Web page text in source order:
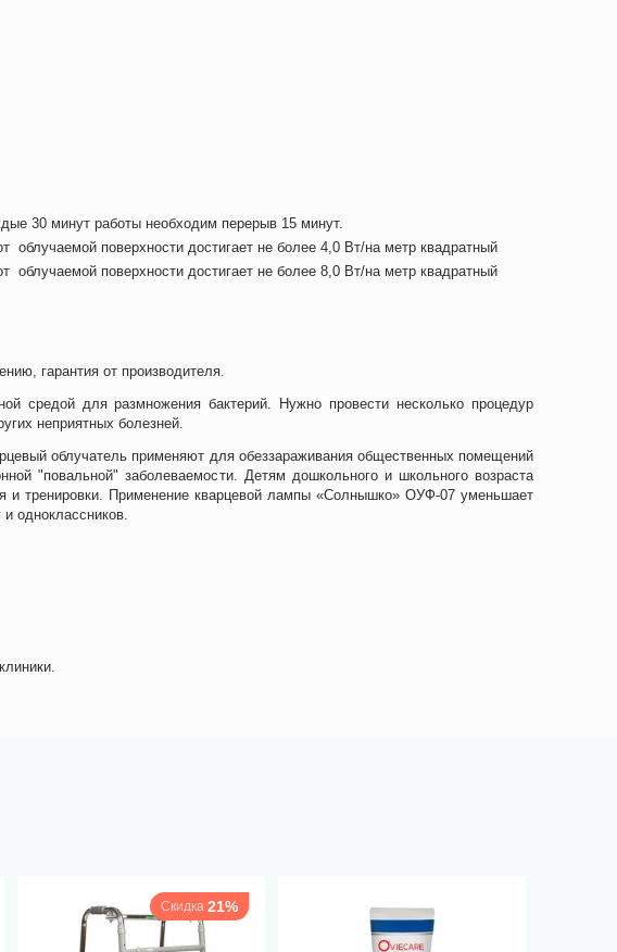
30 минут работы необходим перерыв 15 минут.
поверхности достигает не более 4,0 Вт/на метр квадратный
поверхности достигает не более 8,0 Вт/на метр квадратный
гарантия от производителя.
средой для размножения бактерий. Нужно провести несколько процедур
неприятных болезней.
облучатель применяют для обеззараживания общественных помещений
"повальной" заболеваемости. Детям дошкольного и школьного возраста
и тренировки. Применение кварцевой лампы «Солнышко» ОУФ-07 уменьшает
одноклассников.
Скидка 21%